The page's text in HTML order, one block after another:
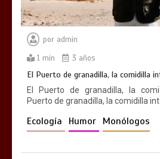
por admin
1 min
3 años
El Puerto de granadilla, la comidilla
El Puerto de granadilla, la
Puerto de granadilla, la comidilla
Ecología Humor Monólogos